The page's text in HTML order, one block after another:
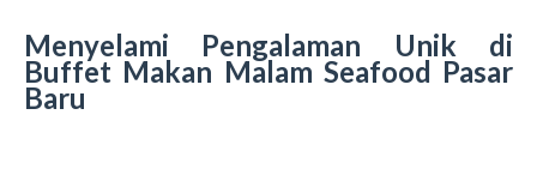
Menyelami Pengalaman Unik di
Buffet Makan Malam Seafood Pasar
Baru